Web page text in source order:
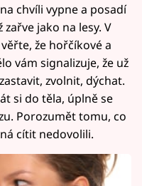
chvíli vypne a posadí
jako na lesy. V
že hořčíkové a
vám signalizuje, že už
zvolnit, dýchat.
si do těla, úplně se
Porozumět tomu, co
cítit nedovolili.